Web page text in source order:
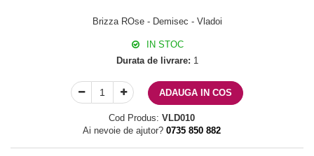
Brizza ROse - Demisec - Vladoi
IN STOC
Durata de livrare: 1
ADAUGA IN COS
Cod Produs: VLD010
Ai nevoie de ajutor? 0735 850 882